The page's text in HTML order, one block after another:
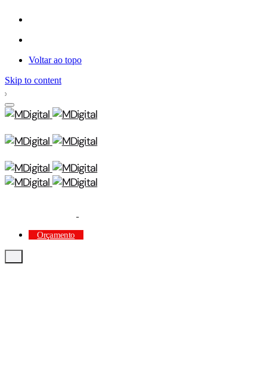
Voltar ao topo
Skip to content
Orçamento